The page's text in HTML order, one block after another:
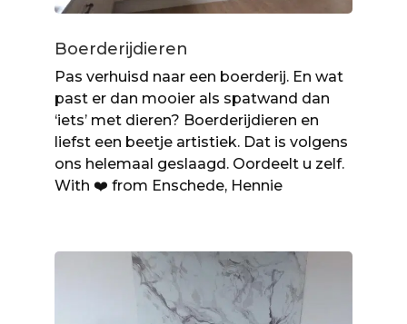
Boerderijdieren
Pas verhuisd naar een boerderij. En wat
past er dan mooier als spatwand dan
‘iets’ met dieren? Boerderijdieren en
liefst een beetje artistiek. Dat is volgens
ons helemaal geslaagd. Oordeelt u zelf.
With ❤️ from Enschede, Hennie